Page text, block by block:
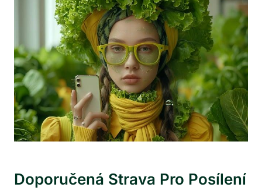
Doporučená Strava Pro Posílení